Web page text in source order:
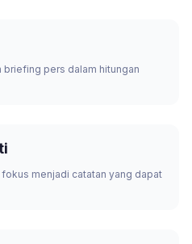
briefing pers dalam hitungan
menjadi catatan yang dapat